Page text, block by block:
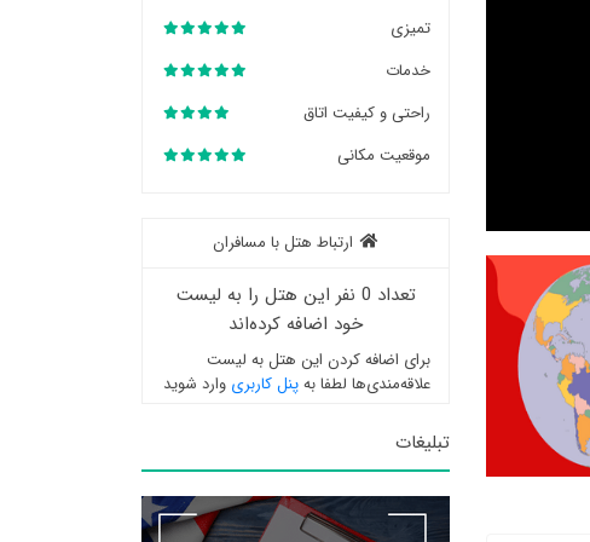
تمیزی
خدمات
راحتی و کیفیت اتاق
موقعیت مکانی
ارتباط هتل با مسافران
تعداد 0 نفر این هتل را به لیست
خود اضافه کرده‌اند
برای اضافه کردن این هتل به لیست
علاقه‌مندی‌ها لطفا بهپنل کاربری وارد شوید
تبلیغات